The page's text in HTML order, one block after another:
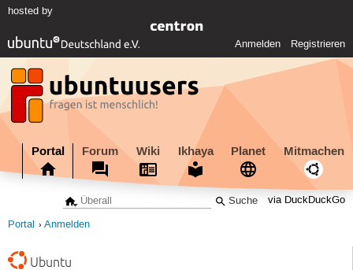
hosted by
Anmelden Registrieren
Portal Forum Wiki Ikhaya Planet Mitmachen
via DuckDuckGo
Portal Anmelden
Ubuntu